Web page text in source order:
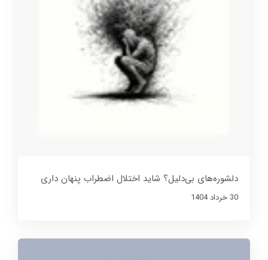
دلشوره‌های بی‌دلیل؟ شاید اختلال اضطراب پنهان داری
30 خرداد 1404